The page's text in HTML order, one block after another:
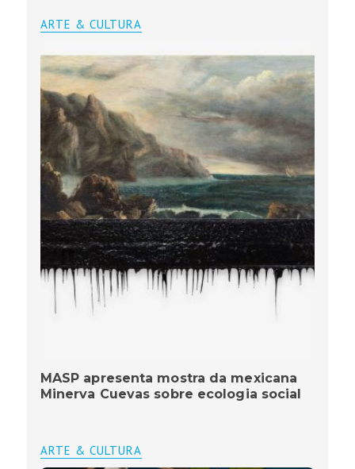
ARTE & CULTURA
MASP apresenta mostra da mexicana
Minerva Cuevas sobre ecologia social
ARTE & CULTURA